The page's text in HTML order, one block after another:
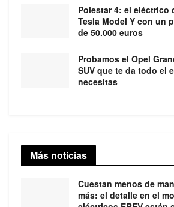
Polestar 4: el eléctrico
Tesla Model Y con un
de 50.000 euros
Probamos el Opel
SUV que te da todo el
necesitas
Más noticias
Cuestan menos de
más: el detalle en el